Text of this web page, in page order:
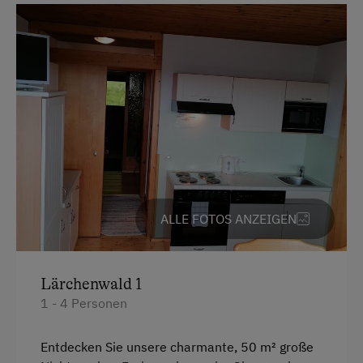
Historische Höfe
Erbhöfe
Urlaub mit Hund
Hund erlaubt
Bus zur Skipiste
Skibus zur Loipe
Allergikerhöfe
Badewanne/Dusche kombiniert
Balkon/Terrasse
Gitterbett
Haarföhn
Handtücher
Kaffeemaschine
Toilette
ALLE FOTOS ANZEIGEN
Lärchenwald 1
1 - 4 Personen
Entdecken Sie unsere charmante, 50 m² große